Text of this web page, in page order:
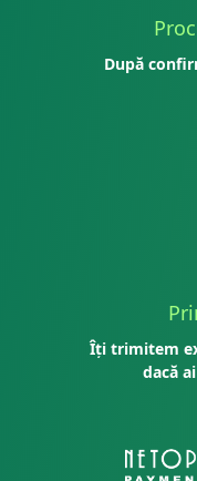
După
Îți trimitem
dacă